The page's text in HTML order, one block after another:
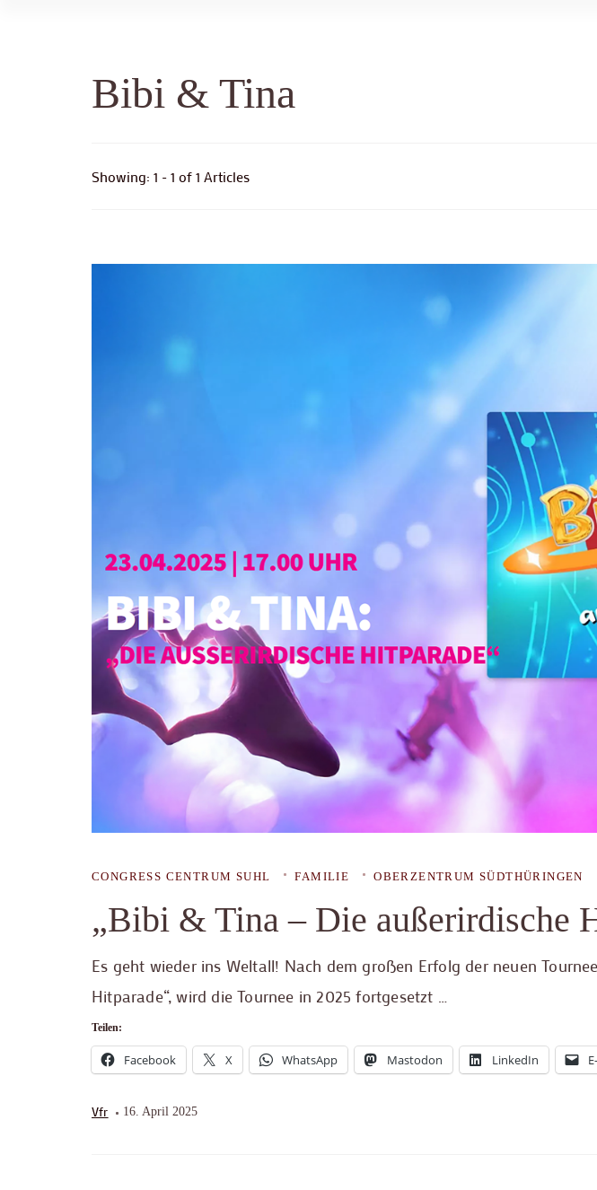
Bibi & Tina
Showing: 1 - 1 of 1 Articles
CONGRESS CENTRUM SUHL FAMILIE OBERZENTRUM SÜDTHÜRINGEN
„Bibi & Tina – Die außerirdische
Es geht wieder ins Weltall! Nach dem großen Erfolg der neuen
Hitparade“, wird die Tournee in 2025 fortgesetzt …
Teilen:
Facebook X WhatsApp Mastodon LinkedIn
Vfr 16. April 2025